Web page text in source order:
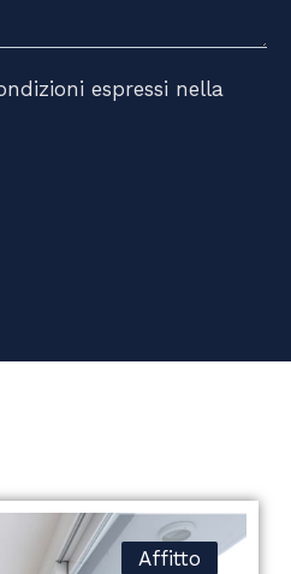
espressi nella
Affitto